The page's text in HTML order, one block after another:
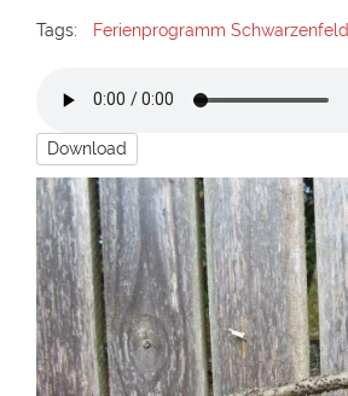
Tags: Ferienprogramm Schwarzenfeld
Download